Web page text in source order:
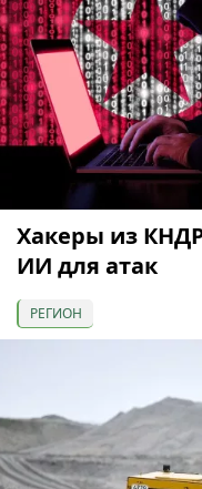
Хакеры из
ИИ для атак
РЕГИОН